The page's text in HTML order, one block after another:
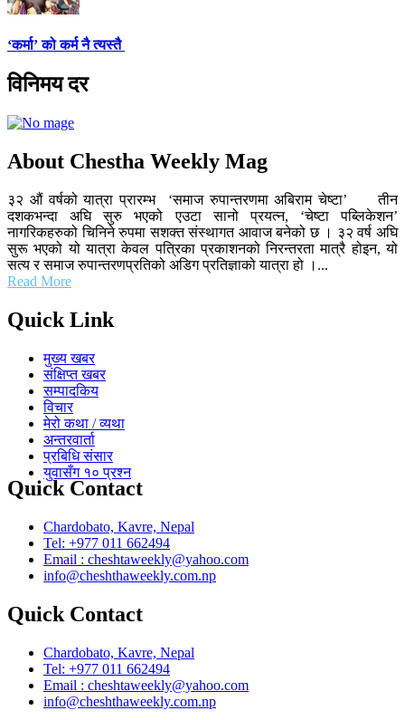
‘कर्मा’ को कर्म नै त्यस्तै
विनिमय दर
About Chestha Weekly Mag
३२ औं वर्षको यात्रा प्रारम्भ ‘समाज रुपान्तरणमा अबिराम चेष्टा’ तीन
दशकभन्दा अघि सुरु भएको एउटा सानो प्रयत्न, ‘चेष्टा पब्लिकेशन’
नागरिकहरुको चिनिने रुपमा सशक्त संस्थागत आवाज बनेको छ । ३२ वर्ष अघि
सुरू भएको यो यात्रा केवल पत्रिका प्रकाशनको निरन्तरता मात्रै होइन, यो
सत्य र समाज रुपान्तरणप्रतिको अडिग प्रतिज्ञाको यात्रा हो ।...
Read More
Quick Link
मुख्य खबर
संक्षिप्त खबर
सम्पादकिय
विचार
मेरो कथा / व्यथा
अन्तरवार्ता
प्रबिधि संसार
युवासँग १० प्रश्न
Quick Contact
Chardobato, Kavre, Nepal
Tel: +977 011 662494
Email : cheshtaweekly@yahoo.com
info@cheshthaweekly.com.np
Quick Contact
Chardobato, Kavre, Nepal
Tel: +977 011 662494
Email : cheshtaweekly@yahoo.com
info@cheshthaweekly.com.np